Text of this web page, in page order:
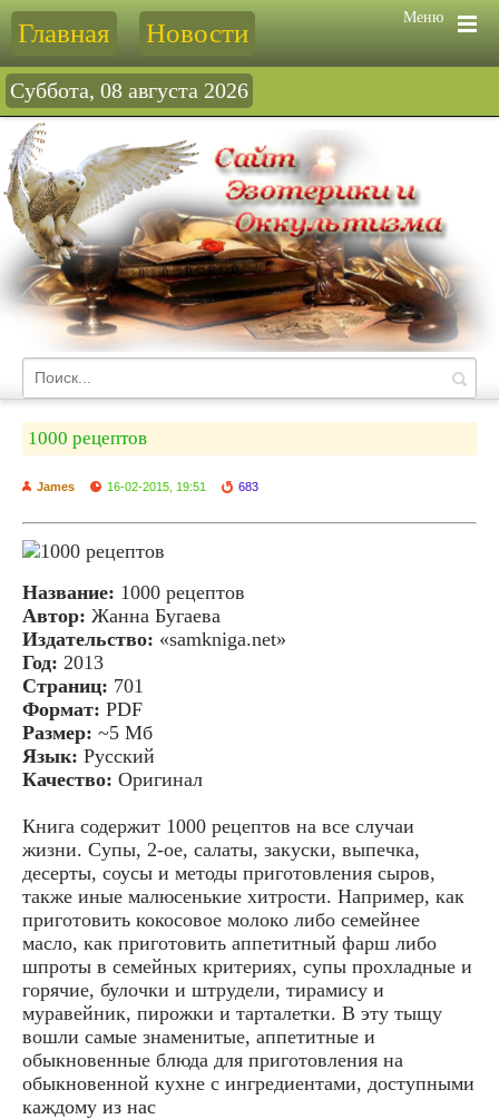
Меню
Главная Новости
Суббота, 08 августа 2026
1000 рецептов
James 16-02-2015, 19:51 683
Название: 1000 рецептов
Автор: Жанна Бугаева
Издательство: «samkniga.net»
Год: 2013
Страниц: 701
Формат: PDF
Размер: ~5 Mб
Язык: Русский
Качество: Оригинал
Книга содержит 1000 рецептов на все случаи
жизни. Супы, 2-ое, салаты, закуски, выпечка,
десерты, соусы и методы приготовления сыров,
также иные малюсенькие хитрости. Например, как
приготовить кокосовое молоко либо семейнее
масло, как приготовить аппетитный фарш либо
шпроты в семейных критериях, супы прохладные и
горячие, булочки и штрудели, тирамису и
муравейник, пирожки и тарталетки. В эту тыщу
вошли самые знаменитые, аппетитные и
обыкновенные блюда для приготовления на
обыкновенной кухне с ингредиентами, доступными
каждому из нас